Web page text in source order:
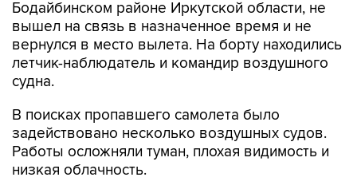
Бодайбинском районе Иркутской области, не
вышел на связь в назначенное время и не
вернулся в место вылета. На борту находились
летчик-наблюдатель и командир воздушного
судна.
В поисках пропавшего самолета было
задействовано несколько воздушных судов.
Работы осложняли туман, плохая видимость и
низкая облачность.